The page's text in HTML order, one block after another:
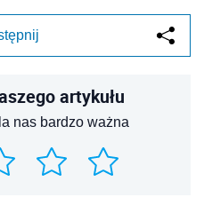
artykułu
nas bardzo ważna